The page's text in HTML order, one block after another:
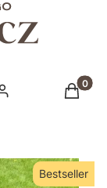
Bestseller